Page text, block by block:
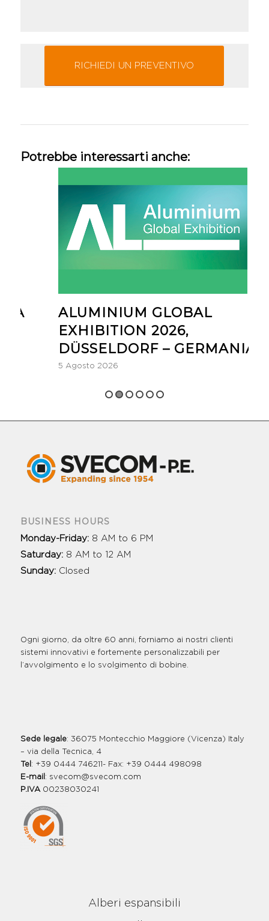
RICHIEDI UN PREVENTIVO
Potrebbe interessarti anche:
ALUMINIUM GLOBAL
EXHIBITION 2026,
DÜSSELDORF – GERMANIA
5 Agosto 2026
BUSINESS HOURS
Monday-Friday: 8 AM to 6 PM
Saturday: 8 AM to 12 AM
Sunday: Closed
Ogni giorno, da oltre 60 anni, forniamo ai nostri clienti
sistemi innovativi e fortemente personalizzabili per
l’avvolgimento e lo svolgimento di bobine.
Sede legale: 36075 Montecchio Maggiore (Vicenza) Italy
– via della Tecnica, 4
Tel : +39 0444 746211- Fax: +39 0444 498098
E-mail : svecom@svecom.com
P.IVA00238030241
Alberi espansibili